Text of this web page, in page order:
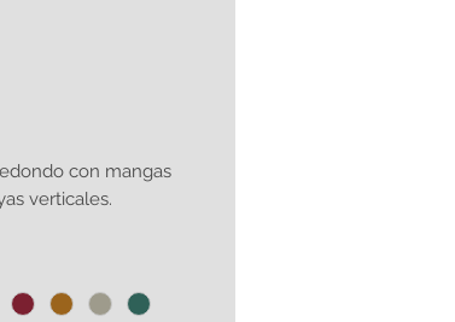
con mangas
verticales.
de confección